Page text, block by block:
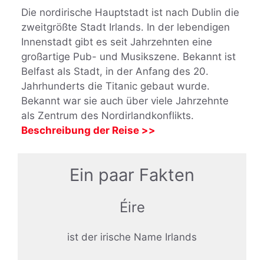
Die nordirische Hauptstadt ist nach Dublin die
zweitgrößte Stadt Irlands. In der lebendigen
Innenstadt gibt es seit Jahrzehnten eine
großartige Pub- und Musikszene. Bekannt ist
Belfast als Stadt, in der Anfang des 20.
Jahrhunderts die Titanic gebaut wurde.
Bekannt war sie auch über viele Jahrzehnte
als Zentrum des Nordirlandkonflikts.
Beschreibung der Reise >>
Ein paar Fakten
Éire
ist der irische Name Irlands